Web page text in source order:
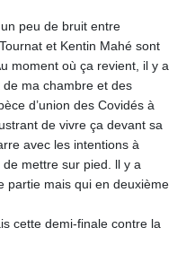
182.603882
0.816933
182.568546
149.07919
100.76524
4670.680341
492.015232
1639.987341
0.35682
539.828682
peu de bruit entre
et Kentin Mahé sont
moment où ça revient, il y a
ma chambre et des
d’union des Covidés à
de vivre ça devant sa
avec les intentions à
mettre sur pied. ll y a
partie mais qui en deuxième
cette demi-finale contre la